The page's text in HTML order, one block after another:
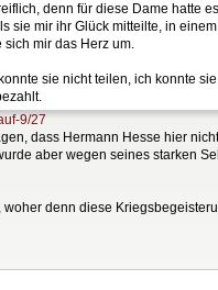
denn für diese Dame hatte
sie mir ihr Glück mitteilte, in
mir das Herz um.
sie nicht teilen, ich konnte
9/27
dass Hermann Hesse hier
aber wegen seines starken
denn diese